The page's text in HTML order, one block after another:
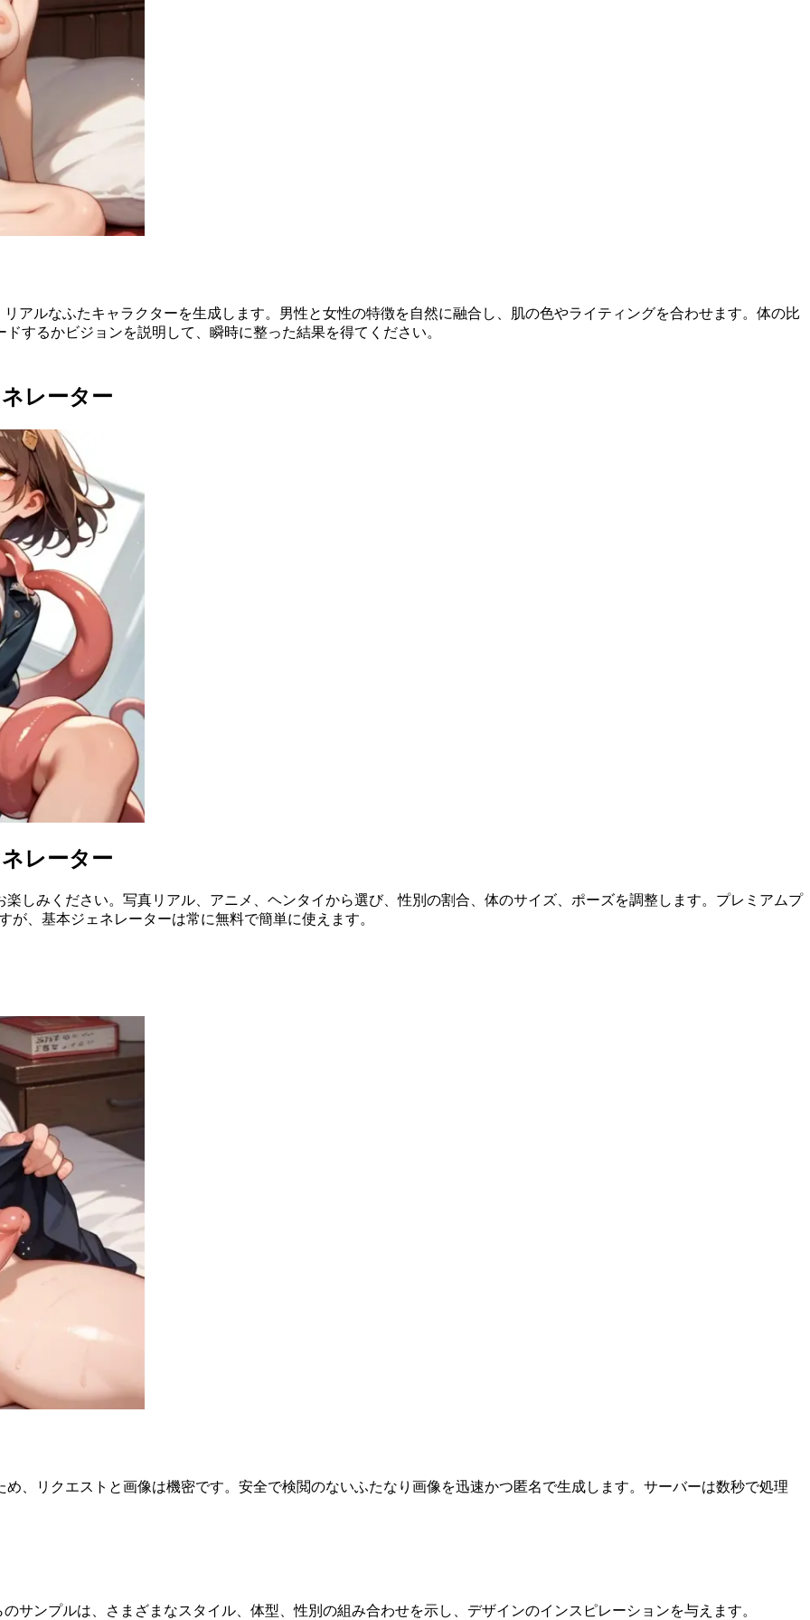
アルなふたキャラクターを生成します。男性と女性の特徴を自然に融合し、肌の色やライティングを合わせます。体の比
するかビジョンを説明して、瞬時に整った結果を得てください。
レーター
レーター
しみください。写真リアル、アニメ、ヘンタイから選び、性別の割合、体のサイズ、ポーズを調整します。プレミアムプ
、基本ジェネレーターは常に無料で簡単に使えます。
、リクエストと画像は機密です。安全で検閲のないふたなり画像を迅速かつ匿名で生成します。サーバーは数秒で処理
サンプルは、さまざまなスタイル、体型、性別の組み合わせを示し、デザインのインスピレーションを与えます。